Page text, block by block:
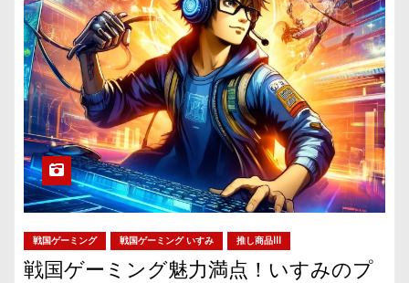
戦国ゲーミング 戦国ゲーミング いすみ 推し商品III
戦国ゲーミング魅力満点！いすみのプ